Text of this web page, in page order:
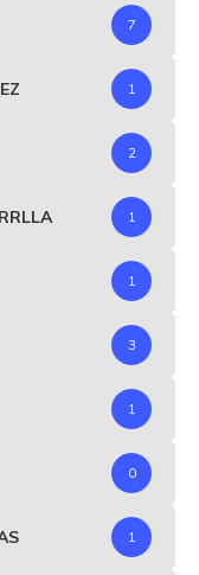
7
1
2
1
1
3
1
0
1